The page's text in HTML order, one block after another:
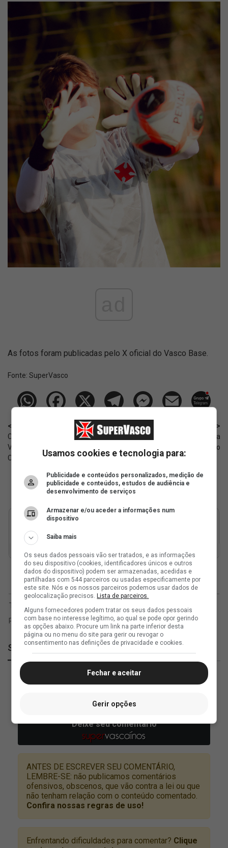
As fotos foram publicadas pelo X oficial do Vasco Base.
Fonte: SuperVasco‎‎‎‎‎‎
< Anterior
Clubes deixam FFU, liga que o
Vasco faz parte, após decisão do
Cade
Próximo >
Romário relembra virada
histórica pelo Vasco
SuperVasco
Usamos cookies e tecnologia para:
Publicidade e conteúdos personalizados, medição de
publicidade e conteúdos, estudos de audiência e
desenvolvimento de serviços
Armazenar e/ou aceder a informações num
dispositivo
Saiba mais
Os seus dados pessoais vão ser tratados, e as informações
do seu dispositivo (cookies, identificadores únicos e outros
dados do dispositivo) podem ser armazenadas, acedidas e
partilhadas com 544 parceiros ou usadas especificamente por
este site. Nós e os nossos parceiros podemos usar dados de
geolocalização precisos. Lista de parceiros.
Alguns fornecedores podem tratar os seus dados pessoais
com base no interesse legítimo, ao qual se pode opor gerindo
as opções abaixo. Procure um link na parte inferior desta
página ou no menu do site para gerir ou revogar o
consentimento nas definições de privacidade e cookies.
Fechar e aceitar
Gerir opções